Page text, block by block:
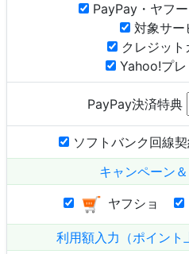
PayPay・ヤフ
対象サー
クレジッ
Yahoo!プ
PayPay決済特典
ソフトバンク回線契
キャンペーン
ヤフショ
利用額入力（ポイント